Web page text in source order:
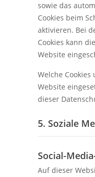
sowie das
Cookies beim
aktivieren. Bei
Cookies kann
Website
Welche
Website
dieser
5. Soziale
Social-
Auf dieser